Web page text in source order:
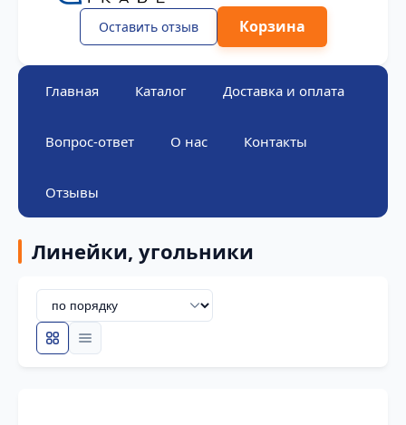
Оставить отзыв Корзина
Главная Каталог Доставка и оплата
Вопрос-ответ О нас Контакты
Отзывы
Линейки, угольники